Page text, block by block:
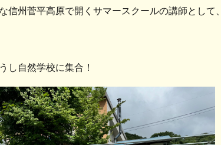
信州菅平高原で開くサマースクールの講師として、
し自然学校に集合！